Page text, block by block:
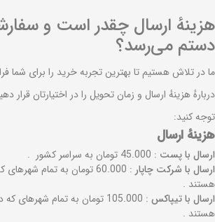
را
با
دوستان
به
اشتراک
بگذارید.
کپی
لینک
هزینهٔ ارسال چقدر است و
دستم می‌رسد؟
ما در تلاش هستیم تا بهترین تجربه خرید را برای شما
دربارهٔ هزینهٔ ارسال و زمان تحویل را در اختیارتان قرار
توجه کنید:
هزینهٔ ارسال
ارسال با پست : 45.000 تومان به سراسر کشور .
ارسال با شرکت چاپار : 60.000 تومان به تمام شهرهای که دارای نمایندگی
هستند .
ارسال با تیپاکس : 105.000 تومان به تمام شهرهای که دارای نمایندگی
هستند .